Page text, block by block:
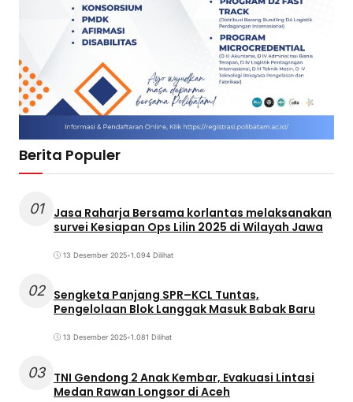
Berita Populer
01
Jasa Raharja Bersama korlantas melaksanakan
survei Kesiapan Ops Lilin 2025 di Wilayah Jawa
13 Desember 2025•1.094 Dilihat
02 Sengketa Panjang SPR–KCL Tuntas,
Pengelolaan Blok Langgak Masuk Babak Baru
13 Desember 2025•1.081 Dilihat
03 TNI Gendong 2 Anak Kembar, Evakuasi Lintasi
Medan Rawan Longsor di Aceh